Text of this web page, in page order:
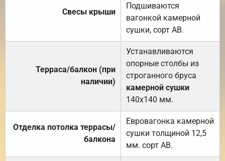
Свесы крыши
Подшиваются
вагонкой камерной
сушки, сорт АВ.
Терраса/балкон (при
наличии)
Устанавливаются
опорные столбы из
строганного бруса
камерной сушки
140х140 мм.
Отделка потолка террасы/
балкона
Евровагонка камерной
сушки толщиной 12,5
мм. сорт АВ.